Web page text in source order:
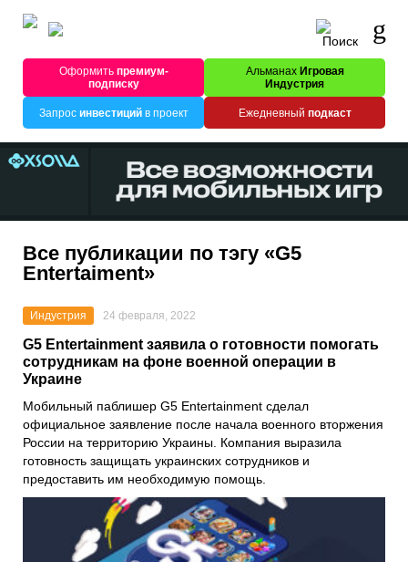
Оформитьпремиум-
подписку
Альманах Игровая
Индустрия
Запрос инвестицийв проект Ежедневный подкаст
Все публикации по тэгу «G5
Entertaiment»
Индустрия 24 февраля, 2022
G5 Entertainment заявила о готовности помогать
сотрудникам на фоне военной операции в
Украине
Мобильный паблишер G5 Entertainment сделал
официальное заявление после начала военного вторжения
России на территорию Украины. Компания выразила
готовность защищать украинских сотрудников и
предоставить им необходимую помощь.